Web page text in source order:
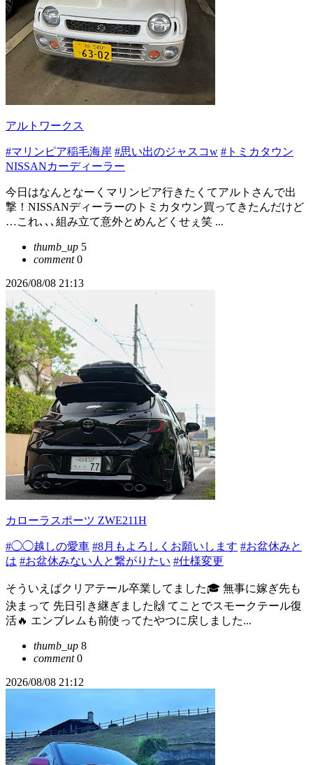
アルトワークス
#マリンピア稲毛海岸 #思い出のジャスコw #トミカタウン
NISSANカーディーラー
今日はなんとなーくマリンピア行きたくてアルトさんで出
撃！NISSANディーラーのトミカタウン買ってきたんだけど
…これ､､､組み立て意外とめんどくせぇ笑 ...
thumb_up 5
comment0
2026/08/08 21:13
カローラスポーツ ZWE211H
#◯◯越しの愛車 #8月もよろしくお願いします #お盆休みと
は #お盆休みない人と繋がりたい #仕様変更
そういえばクリアテール卒業してました🎓 無事に嫁ぎ先も
決まって 先日引き継ぎました🙌 てことでスモークテール復
活🔥 エンブレムも前使ってたやつに戻しました...
thumb_up 8
comment0
2026/08/08 21:12